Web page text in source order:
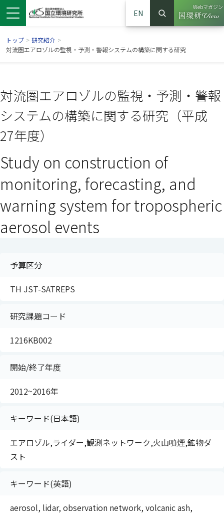
ウで開きます）
ンドウで開きます）
ウインドウで開きます）
EN
サイト内検索
検索
Webマガジン
（別ウイ
トップ > 研究紹介 >
対流圏エアロゾルの監視・予測・警報システムの構築に関する研究
対流圏エアロゾルの監視・予測・警報
システムの構築に関する研究（平成
27年度）
Study on construction of
monitoring, forecasting, and
warning system for tropospheric
aerosol events
予算区分
TH JST-SATREPS
研究課題コード
1216KB002
開始/終了年度
2012~2016年
キーワード(日本語)
エアロゾル,ライダー,観測ネットワーク,火山噴煙,鉱物ダ
スト
キーワード(英語)
aerosol, lidar, observation network, volcanic ash,